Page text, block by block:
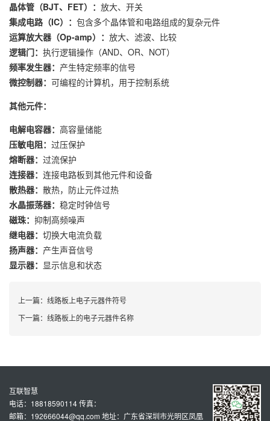
晶体管（BJT、FET）： 放大、开关
集成电路（IC）： 包含多个晶体管和电路组成的复杂元件
运算放大器（Op-amp）： 放大、滤波、比较
逻辑门： 执行逻辑操作（AND、OR、NOT）
频率发生器： 产生特定频率的信号
微控制器： 可编程的计算机，用于控制系统
其他元件：
电解电容器： 高容量储能
压敏电阻： 过压保护
熔断器： 过流保护
连接器： 连接电路板到其他元件和设备
散热器： 散热，防止元件过热
水晶振荡器： 稳定时钟信号
磁珠： 抑制高频噪声
继电器： 切换大电流负载
扬声器： 产生声音信号
显示器： 显示信息和状态
上一篇： 线路板上电子元器件符号
下一篇： 线路板上的电子元器件名称
互联智慧
电话：18818590114 传真：
邮箱：192666044@qq.com 地址：广东省深圳市光明区凤凰